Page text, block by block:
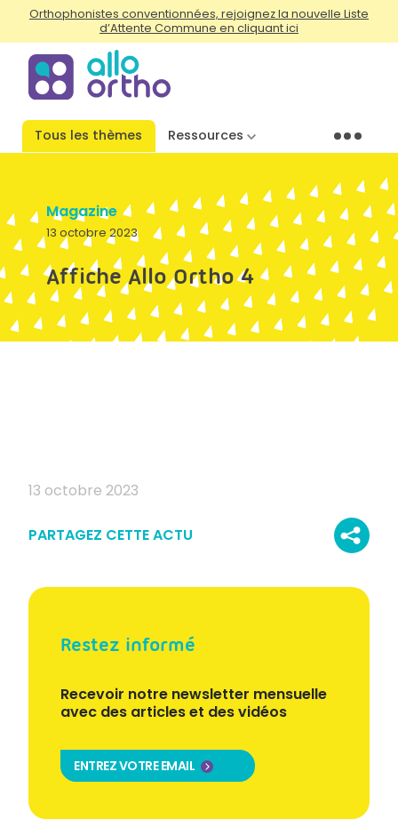
Orthophonistes conventionnées, rejoignez la nouvelle Liste
d’Attente Commune en cliquant ici
Tous les thèmes Ressources Menu
Magazine
13 octobre 2023
Affiche Allo Ortho 4
Restez informé
Recevoir notre newsletter mensuelle
avec des articles et des vidéos
ENTREZ VOTRE EMAIL
13 octobre 2023
PARTAGEZ CETTE ACTU